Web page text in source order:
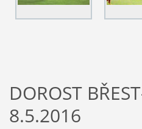
DOROST
8.5.2016